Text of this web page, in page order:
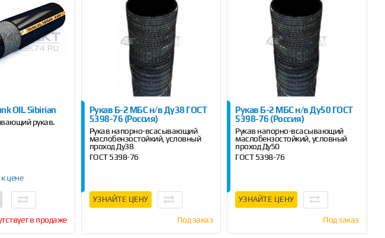
OIL Sibirian
рукав.
цене
в продаже
Рукав Б-2 МБС н/в Ду38 ГОСТ
5398-76 (Россия)
Рукав напорно-всасывающий
маслобензостойкий, условный
проход Ду38
ГОСТ 5398-76
УЗНАЙТЕ ЦЕНУ
Под заказ
Рукав Б-2 МБС н/в Ду50 ГОСТ
5398-76 (Россия)
Рукав напорно-всасывающий
маслобензостойкий, условный
проход Ду50
ГОСТ 5398-76
УЗНАЙТЕ ЦЕНУ
Под заказ